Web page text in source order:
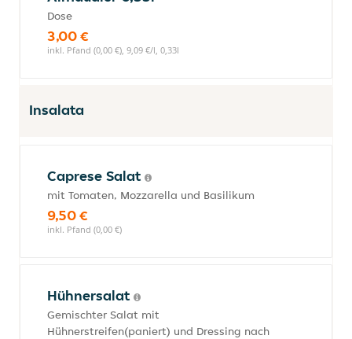
Dose
3,00 €
inkl. Pfand (0,00 €), 9,09 €/l, 0,33l
Insalata
Caprese Salat
mit Tomaten, Mozzarella und Basilikum
9,50 €
inkl. Pfand (0,00 €)
Hühnersalat
Gemischter Salat mit
Hühnerstreifen(paniert) und Dressing nach